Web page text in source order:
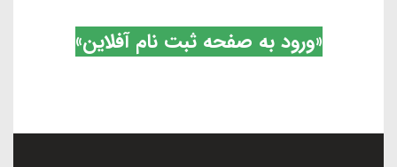
«ورود به صفحه ثبت نام آفلاین»